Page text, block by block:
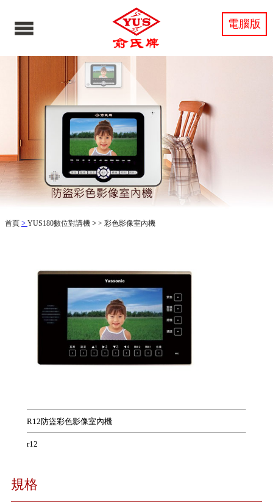
電腦版
首頁 > YUS180數位對講機 > > 彩色影像室內機
R12防盜彩色影像室內機
r12
規格